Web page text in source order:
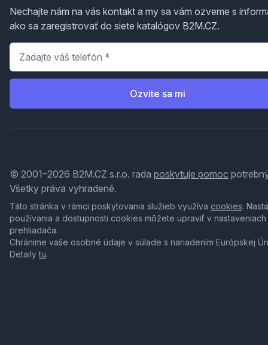
Nechajte nám na vás kontakt a my sa vám ozveme s
ako sa zaregistrovať do siete katalógov B2M.CZ.
Telefón
Ozvite sa mi
© 2001–2026 B2M.CZ s.r.o. rada poskytuje pomoc
Všetky práva vyhradené.
Táto stránka v rámci poskytovania služieb využíva cookies.
používania a dostupnosti cookies môžete upraviť v nastaveniach
prehliadača.
Chránime vaše osobné údaje v súlade s nariadením Európskej
Detailytu.